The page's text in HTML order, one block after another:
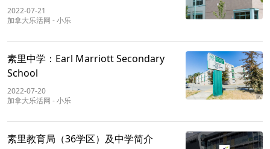
2022-07-21
加拿大乐活网 -小乐
素里中学：Earl Marriott Secondary
School
2022-07-20
加拿大乐活网 -小乐
素里教育局（36学区）及中学简介